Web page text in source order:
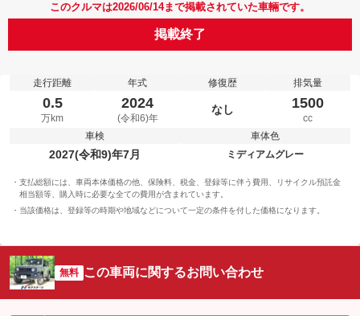
このクルマは2026/06/14まで掲載されていた車輛です。
掲載終了
走行距離
0.5
万km
年式
2024
(令和6)年
修復歴
なし
排気量
1500
cc
車検
2027(令和9)年7月
車体色
ミディアムグレー
支払総額には、車両本体価格の他、保険料、税金、登録等に伴う費用、リサイクル預託金
相当額等、購入時に必要な全ての費用が含まれています。
当該価格は、登録等の時期や地域などについて一定の条件を付した価格になります。
無料 この車両に関するお問い合わせ